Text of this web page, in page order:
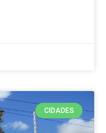
CIDADES